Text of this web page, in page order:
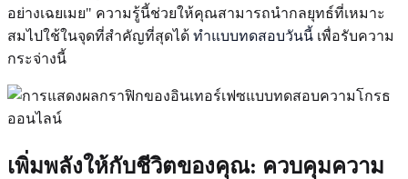
อย่างเฉยเมย" ความรู้นี้ช่วยให้คุณสามารถนำกลยุทธ์ที่เหมาะ
สมไปใช้ในจุดที่สำคัญที่สุดได้ ทำแบบทดสอบวันนี้ เพื่อรับความ
กระจ่างนี้
เพิ่มพลังให้กับชีวิตของคุณ: ควบคุมความ